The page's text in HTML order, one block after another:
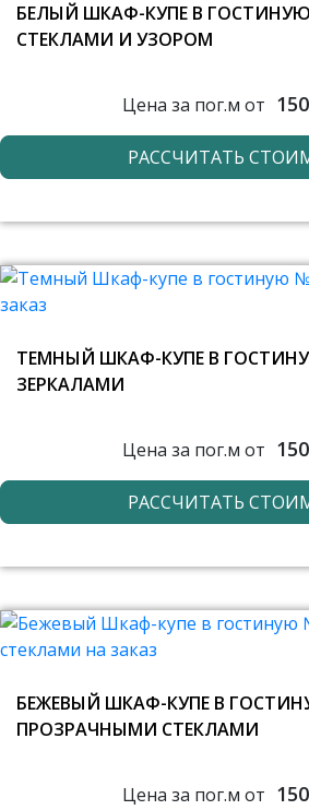
БЕЛЫЙ ШКАФ-КУПЕ В
СТЕКЛАМИ И УЗОРОМ
Цена за пог.м от
РАССЧИТАТЬ
ТЕМНЫЙ ШКАФ-КУПЕ В
ЗЕРКАЛАМИ
Цена за пог.м от
РАССЧИТАТЬ
БЕЖЕВЫЙ ШКАФ-КУПЕ В
ПРОЗРАЧНЫМИ СТЕКЛАМИ
Цена за пог.м от